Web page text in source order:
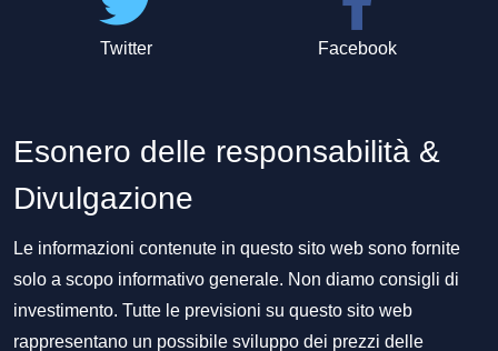
Twitter Facebook
Esonero delle responsabilità &
Divulgazione
Le informazioni contenute in questo sito web sono fornite
solo a scopo informativo generale. Non diamo consigli di
investimento. Tutte le previsioni su questo sito web
rappresentano un possibile sviluppo dei prezzi delle